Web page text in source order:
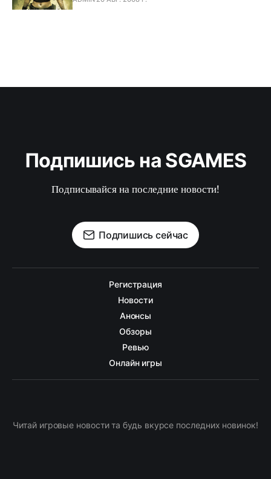
Подпишись на SGAMES
Подписывайся на последние новости!
Подпишись сейчас
Регистрация
Новости
Анонсы
Обзоры
Ревью
Онлайн игры
Читай игровые новости та будь вкурсе последних новинок!